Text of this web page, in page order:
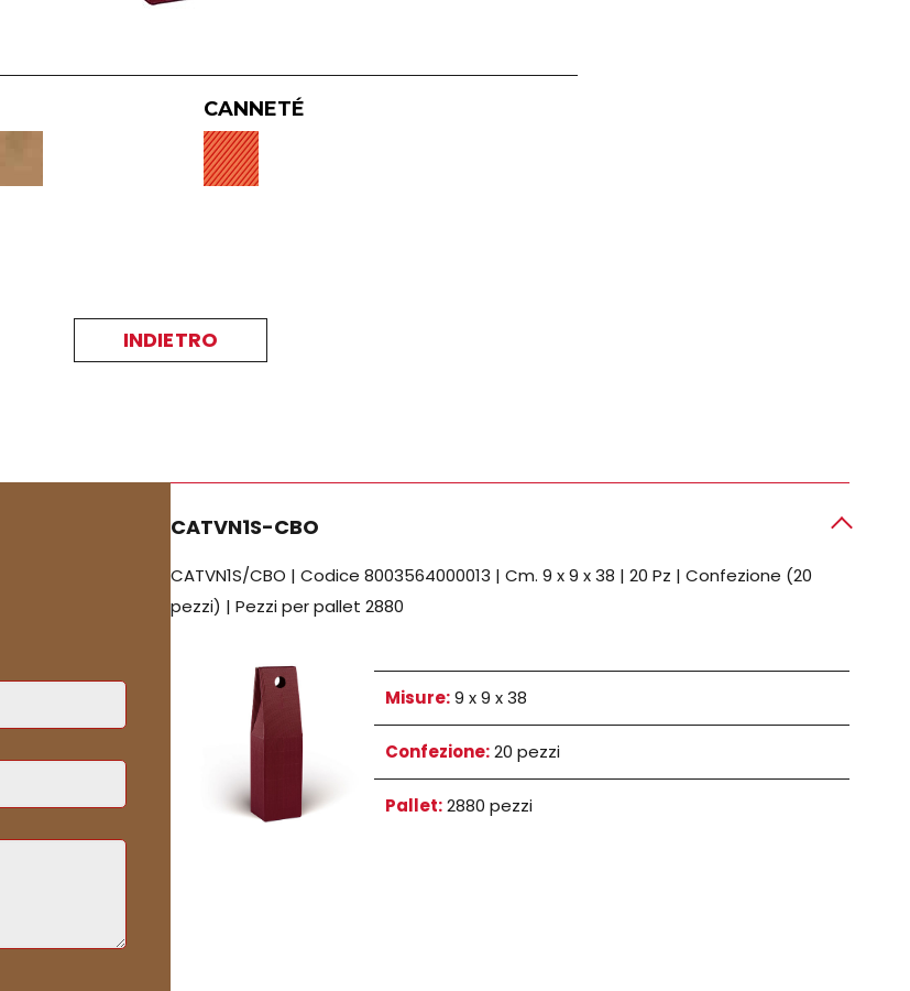
CANNETÉ
INDIETRO
CATVN1S-CBO
CATVN1S/CBO | Codice 8003564000013 | Cm. 9 x 9 x 38 | 20 Pz | Confezione (20
pezzi) | Pezzi per pallet 2880
Misure:9 x 9 x 38
Confezione:20 pezzi
Pallet:2880 pezzi